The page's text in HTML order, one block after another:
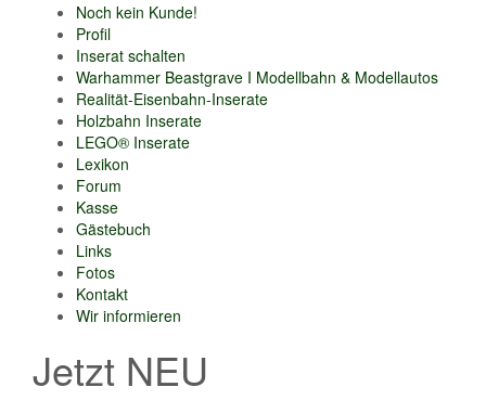
Noch kein Kunde!
Profil
Inserat schalten
Warhammer Beastgrave I Modellbahn & Modellautos
Realität-Eisenbahn-Inserate
Holzbahn Inserate
LEGO® Inserate
Lexikon
Forum
Kasse
Gästebuch
Links
Fotos
Kontakt
Wir informieren
Jetzt NEU